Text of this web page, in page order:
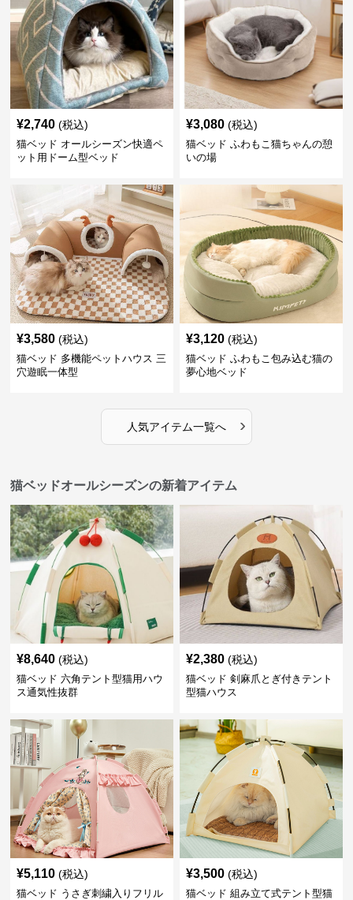
¥2,740 (税込)
猫ベッド オールシーズン快適ペ
ット用ドーム型ベッド
¥3,080 (税込)
猫ベッド ふわもこ猫ちゃんの憩
いの場
¥3,580 (税込)
猫ベッド 多機能ペットハウス 三
穴遊眠一体型
¥3,120 (税込)
猫ベッド ふわもこ包み込む猫の
夢心地ベッド
人気アイテム一覧へ ›
猫ベッドオールシーズンの新着アイテム
¥8,640 (税込)
猫ベッド 六角テント型猫用ハウ
ス通気性抜群
¥2,380 (税込)
猫ベッド 剣麻爪とぎ付きテント
型猫ハウス
¥5,110 (税込)
猫ベッド うさぎ刺繍入りフリル
¥3,500 (税込)
猫ベッド 組み立て式テント型猫